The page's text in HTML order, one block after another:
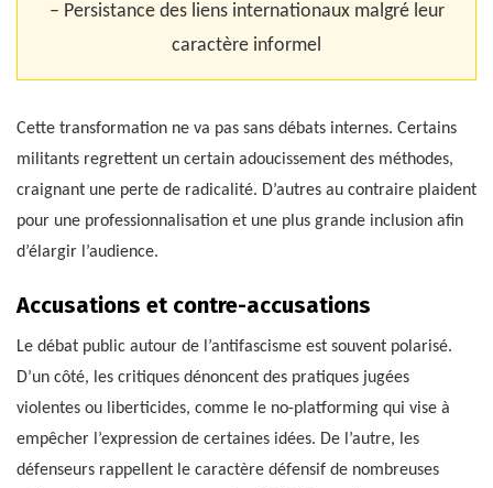
– Persistance des liens internationaux malgré leur
caractère informel
Cette transformation ne va pas sans débats internes. Certains
militants regrettent un certain adoucissement des méthodes,
craignant une perte de radicalité. D’autres au contraire plaident
pour une professionnalisation et une plus grande inclusion afin
d’élargir l’audience.
Accusations et contre-accusations
Le débat public autour de l’antifascisme est souvent polarisé.
D’un côté, les critiques dénoncent des pratiques jugées
violentes ou liberticides, comme le no-platforming qui vise à
empêcher l’expression de certaines idées. De l’autre, les
défenseurs rappellent le caractère défensif de nombreuses